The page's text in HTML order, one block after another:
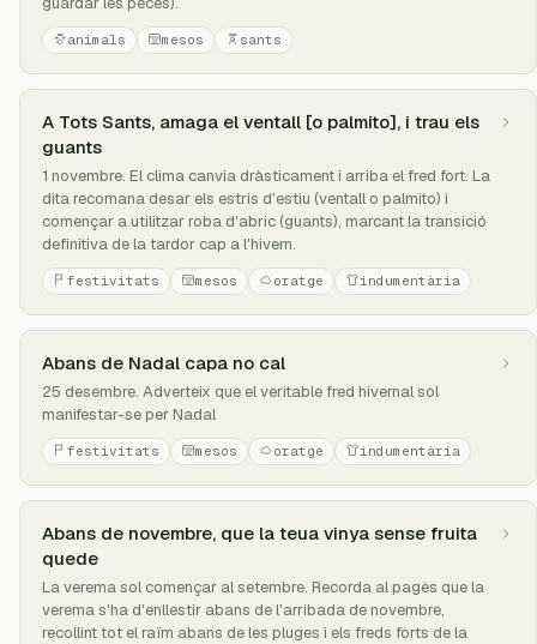
animals mesos sants
A Tots Sants, amaga el ventall [o palmito], i trau els
guants
1 novembre. El clima canvia dràsticament i arriba el fred fort. La
dita recomana desar els estris d'estiu (ventall o palmito) i
començar a utilitzar roba d'abric (guants), marcant la transició
definitiva de la tardor cap a l'hivern.
festivitats mesos oratge indumentària
Abans de Nadal capa no cal
25 desembre. Adverteix que el veritable fred hivernal sol
manifestar-se per Nadal
festivitats mesos oratge indumentària
Abans de novembre, que la teua vinya sense fruita
quede
La verema sol començar al setembre. Recorda al pagès que la
verema s'ha d'enllestir abans de l'arribada de novembre,
recollint tot el raïm abans de les pluges i els freds forts de la